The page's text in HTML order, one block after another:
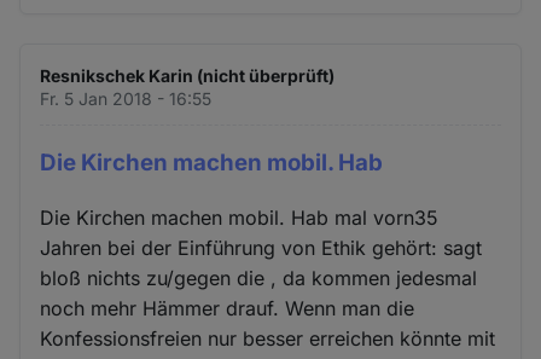
Resnikschek Karin (nicht überprüft)
Fr. 5 Jan 2018 - 16:55
Die Kirchen machen mobil. Hab
Die Kirchen machen mobil. Hab mal vorn35
Jahren bei der Einführung von Ethik gehört: sagt
bloß nichts zu/gegen die , da kommen jedesmal
noch mehr Hämmer drauf. Wenn man die
Konfessionsfreien nur besser erreichen könnte mit